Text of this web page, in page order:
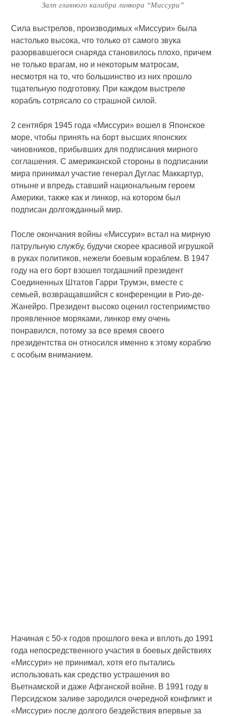
Залп главного калибра линкора “Миссури”
Сила выстрелов, производимых «Миссури» была
настолько высока, что только от самого звука
разорвавшегося снаряда становилось плохо, причем
не только врагам, но и некоторым матросам,
несмотря на то, что большинство из них прошло
тщательную подготовку. При каждом выстреле
корабль сотрясало со страшной силой.
2 сентября 1945 года «Миссури» вошел в Японское
море, чтобы принять на борт высших японских
чиновников, прибывших для подписания мирного
соглашения. С американской стороны в подписании
мира принимал участие генерал Дуглас Маккартур,
отныне и впредь ставший национальным героем
Америки, также как и линкор, на котором был
подписан долгожданный мир.
После окончания войны «Миссури» встал на мирную
патрульную службу, будучи скорее красивой игрушкой
в руках политиков, нежели боевым кораблем. В 1947
году на его борт взошел тогдашний президент
Соединенных Штатов Гарри Трумэн, вместе с
семьей, возвращавшийся с конференции в Рио-де-
Жанейро. Президент высоко оценил гостеприимство
проявленное моряками, линкор ему очень
понравился, потому за все время своего
президентства он относился именно к этому кораблю
с особым вниманием.
Начиная с 50-х годов прошлого века и вплоть до 1991
года непосредственного участия в боевых действиях
«Миссури» не принимал, хотя его пытались
использовать как средство устрашения во
Вьетнамской и даже Афганской войне. В 1991 году в
Персидском заливе зародился очередной конфликт и
«Миссури» после долгого бездействия впервые за